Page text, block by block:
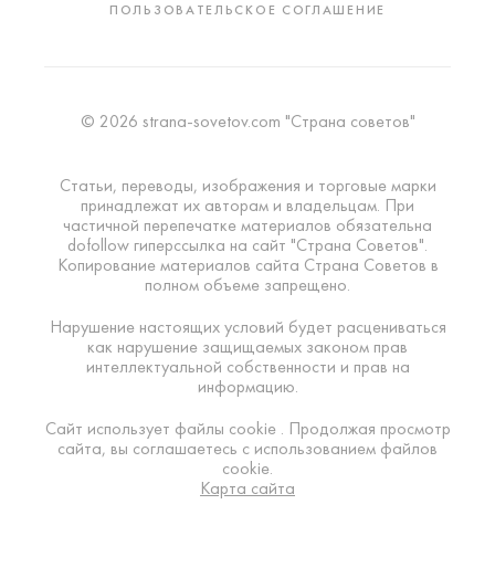
ПОЛЬЗОВАТЕЛЬСКОЕ СОГЛАШЕНИЕ
© 2026 strana-sovetov.com "Страна советов"
Статьи, переводы, изображения и торговые марки
принадлежат их авторам и владельцам. При
частичной перепечатке материалов обязательна
dofollow гиперссылка на сайт "Страна Советов".
Копирование материалов сайта Страна Советов в
полном объеме запрещено.
Нарушение настоящих условий будет расцениваться
как нарушение защищаемых законом прав
интеллектуальной собственности и прав на
информацию.
Сайт использует файлы cookie . Продолжая просмотр
сайта, вы соглашаетесь с использованием файлов
cookie.
Карта сайта